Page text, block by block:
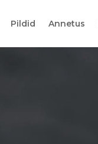
Pildid Annetus